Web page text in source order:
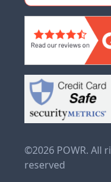
©2026 POWR. All
reserved